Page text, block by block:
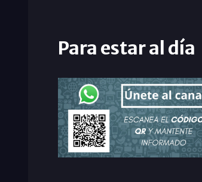
Para estar al día